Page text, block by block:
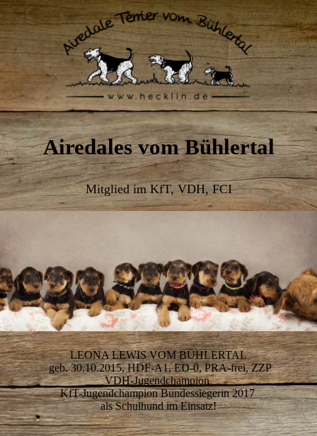
Airedales vom Bühlertal
Mitglied im KfT, VDH, FCI
LEONA LEWIS VOM BÜHLERTAL
geb. 30.10.2015, HDF-A1, ED-0, PRA-frei, ZZP
VDH-Jugendchampion
KfT-Jugendchampion Bundessiegerin 2017
als Schulhund im Einsatz!